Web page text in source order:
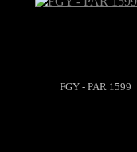
FGY - PAR 1599